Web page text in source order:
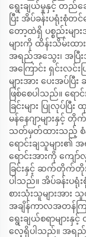
ရွေးချယ်မှုနှင့် တည်
ပြီး အိပ်ခန်းပရုံးစုံ
တော့ထဲရှိ ပစ္စည်းမ
များကို ထိန်းသိမ်းထာ
အရည်အသွေး၊ အပြီ
အကြောင်း ရှင်းလင်
များအား ပေးအပ်ပ
ဖြစ်စေပါသည်။ ရေ
ခြင်းများ ပြုလုပ်
မန်နေဂျာများနှင့်
သတ်မှတ်ထားသည့် စံနှု
ရောင်းချသူမျာ
ရောင်းအားကို ကျေ
ခြင်းနှင့် ဆက်တိုက်တို
ပါသည်။ အိပ်ခန်းပရုံ
စားသုံးသူများအား
အချိန်ကာလအတန်က
ရွေးချယ်စရာများနှ
လေ့ရှိပါသည်။ အရ